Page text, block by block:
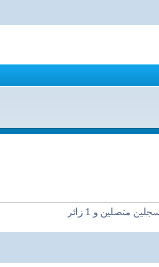
متصلين و 1 زائر